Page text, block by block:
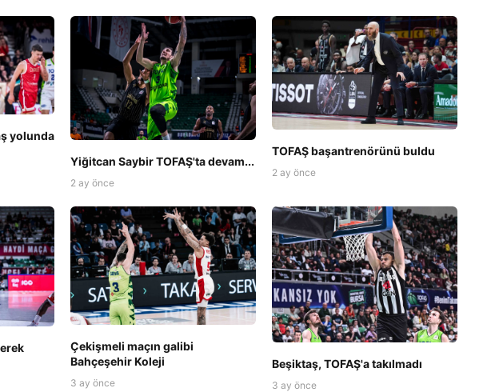
yolunda
Yiğitcan Saybir TOFAŞ'ta devam...
2 ay önce
TOFAŞ başantrenörünü buldu
2 ay önce
Çekişmeli maçın galibi
Bahçeşehir Koleji
3 ay önce
Beşiktaş, TOFAŞ'a takılmadı
3 ay önce